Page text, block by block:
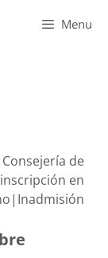
Menu
de
en